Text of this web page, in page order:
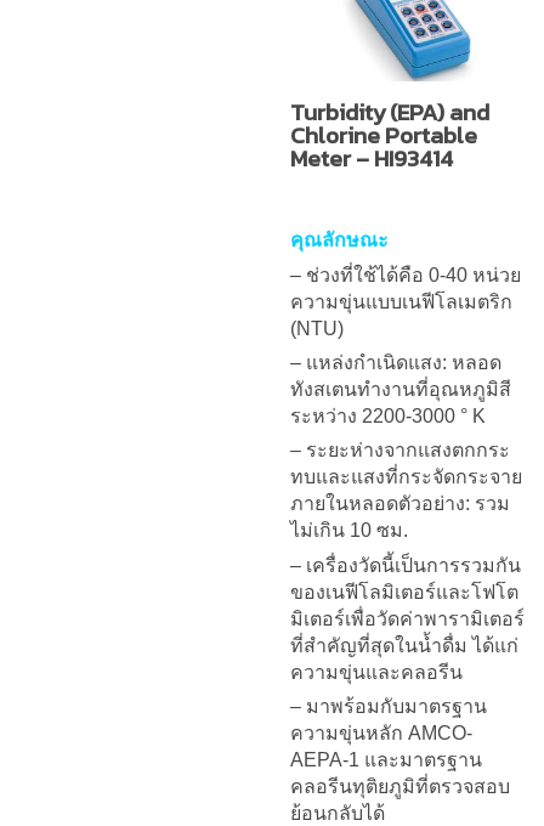
Turbidity (EPA) and
Chlorine Portable
Meter – HI93414
คุณลักษณะ
– ช่วงที่ใช้ได้คือ 0-40 หน่วย
ความขุ่นแบบเนฟีโลเมตริก
(NTU)
– แหล่งกำเนิดแสง: หลอด
ทังสเตนทำงานที่อุณหภูมิสี
ระหว่าง 2200-3000 ° K
– ระยะห่างจากแสงตกกระ
ทบและแสงที่กระจัดกระจาย
ภายในหลอดตัวอย่าง: รวม
ไม่เกิน 10 ซม.
– เครื่องวัดนี้เป็นการรวมกัน
ของเนฟีโลมิเตอร์และโฟโต
มิเตอร์เพื่อวัดค่าพารามิเตอร์
ที่สำคัญที่สุดในน้ำดื่ม ได้แก่
ความขุ่นและคลอรีน
– มาพร้อมกับมาตรฐาน
ความขุ่นหลัก AMCO-
AEPA-1 และมาตรฐาน
คลอรีนทุติยภูมิที่ตรวจสอบ
ย้อนกลับได้